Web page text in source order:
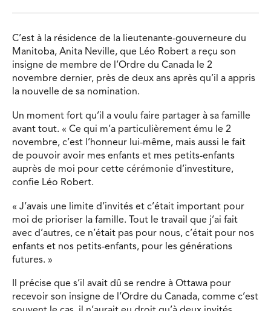
C’est à la résidence de la lieutenante-gouverneure du
Manitoba, Anita Neville, que Léo Robert a reçu son
insigne de membre de l’Ordre du Canada le 2
novembre dernier, près de deux ans après qu’il a appris
la nouvelle de sa nomination.
Un moment fort qu’il a voulu faire partager à sa famille
avant tout. « Ce qui m’a particulièrement ému le 2
novembre, c’est l’honneur lui-même, mais aussi le fait
de pouvoir avoir mes enfants et mes petits-enfants
auprès de moi pour cette cérémonie d’investiture,
confie Léo Robert.
« J’avais une limite d’invités et c’était important pour
moi de prioriser la famille. Tout le travail que j’ai fait
avec d’autres, ce n’était pas pour nous, c’était pour nos
enfants et nos petits-enfants, pour les générations
futures. »
Il précise que s’il avait dû se rendre à Ottawa pour
recevoir son insigne de l’Ordre du Canada, comme c’est